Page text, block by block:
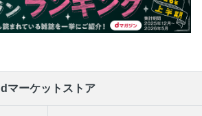
dマーケットストア